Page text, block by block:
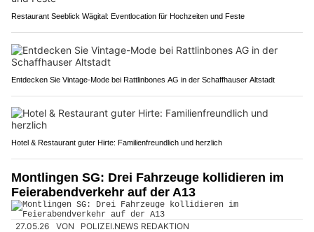
Restaurant Seeblick Wägital: Eventlocation für Hochzeiten und Feste
Entdecken Sie Vintage-Mode bei Rattlinbones AG in der Schaffhauser Altstadt
Hotel & Restaurant guter Hirte: Familienfreundlich und herzlich
Montlingen SG: Drei Fahrzeuge kollidieren im
Feierabendverkehr auf der A13
27.05.26 VON POLIZEI.NEWS REDAKTION